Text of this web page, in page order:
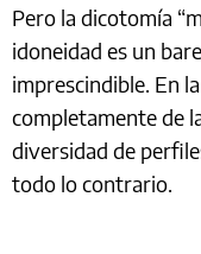
Pero la dicotomía
idoneidad es un
imprescindible. En
completamente de
diversidad de
todo lo contrario.